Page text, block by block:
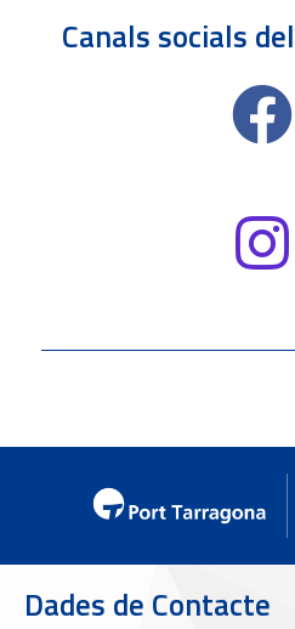
Canals socials
Dades de Contacte